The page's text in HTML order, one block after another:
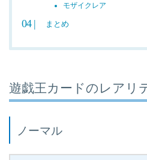
モザイクレア
まとめ
遊戯王カードのレアリ
ノーマル